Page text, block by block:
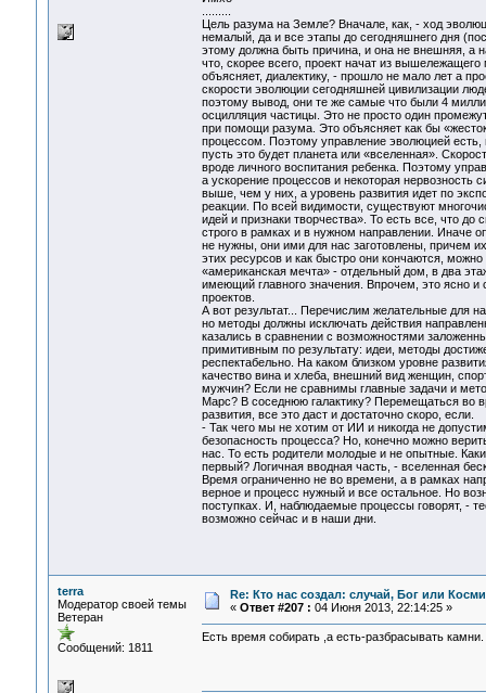
Цель разума на Земле? Вначале, как, - ход
немалый, да и все этапы до сегодняшнего дня
этому должна быть причина, и она не внешняя, а
что, скорее всего, проект начат из
объясняет, диалектику, - прошло не мало лет а
скорости эволюции сегодняшней цивилизации
поэтому вывод, они те же самые что были 4
осцилляция частицы. Это не просто один
при помощи разума. Это объясняет как бы
процессом. Поэтому управление эволюцией
пусть это будет планета или «вселенная».
вроде личного воспитания ребенка. Поэтому
а ускорение процессов и некоторая нервозность
выше, чем у них, а уровень развития идет по
реакции. По всей видимости, существуют
идей и признаки творчества». То есть все, что
строго в рамках и в нужном направлении. Иначе
не нужны, они ими для нас заготовлены, причем
этих ресурсов и как быстро они кончаются,
«американская мечта» - отдельный дом, в два
имеющий главного значения. Впрочем, это ясно
проектов.
А вот результат... Перечислим желательные для
но методы должны исключать действия
казались в сравнении с возможностями
примитивным по результату: идеи, методы
респектабельно. На каком близком уровне
качество вина и хлеба, внешний вид женщин,
мужчин? Если не сравнимы главные задачи и
Марс? В соседнюю галактику? Перемещаться во
развития, все это даст и достаточно скоро, если.
- Так чего мы не хотим от ИИ и никогда не
безопасность процесса? Но, конечно можно
нас. То есть родители молодые и не опытные.
первый? Логичная вводная часть, - вселенная
Время ограниченно не во времени, а в рамках
верное и процесс нужный и все остальное. Но
поступках. И, наблюдаемые процессы говорят, -
возможно сейчас и в наши дни.
terra
Модератор своей темы
Ветеран
Сообщений: 1811
Re: Кто нас создал: случай, Бог или
« Ответ #207 : 04 Июня 2013, 22:14:25 »
Есть время собирать ,а есть-разбрасывать